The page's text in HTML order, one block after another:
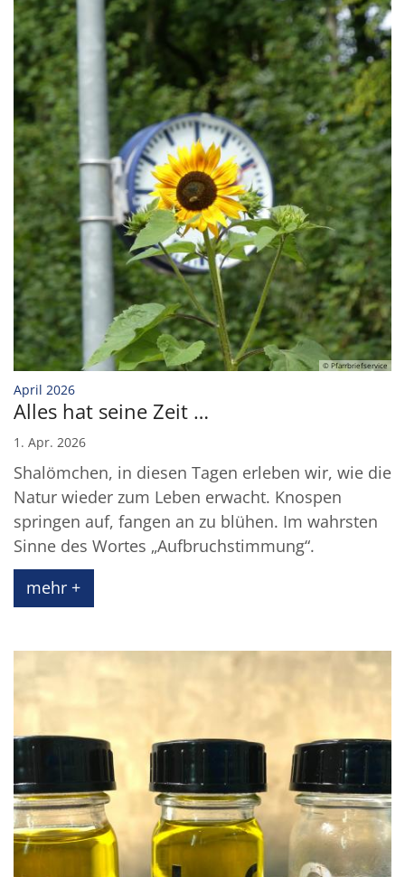
© Pfarrbriefservice
April 2026:
Alles hat seine Zeit …
1. Apr. 2026
Shalömchen, in diesen Tagen erleben wir, wie die
Natur wieder zum Leben erwacht. Knospen
springen auf, fangen an zu blühen. Im wahrsten
Sinne des Wortes „Aufbruchstimmung“.
mehr +